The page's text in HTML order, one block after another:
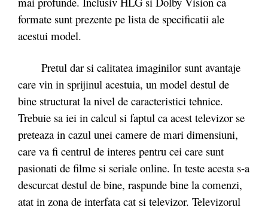
formate sunt prezente pe lista de specificatii ale
acestui model.
Pretul dar si calitatea imaginilor sunt avantaje
care vin in sprijinul acestuia, un model destul de
bine structurat la nivel de caracteristici tehnice.
Trebuie sa iei in calcul si faptul ca acest televizor se
preteaza in cazul unei camere de mari dimensiuni,
care va fi centrul de interes pentru cei care sunt
pasionati de filme si seriale online. In teste acesta s-a
descurcat destul de bine, raspunde bine la comenzi,
atat in zona de interfata cat si televizor. Televizorul